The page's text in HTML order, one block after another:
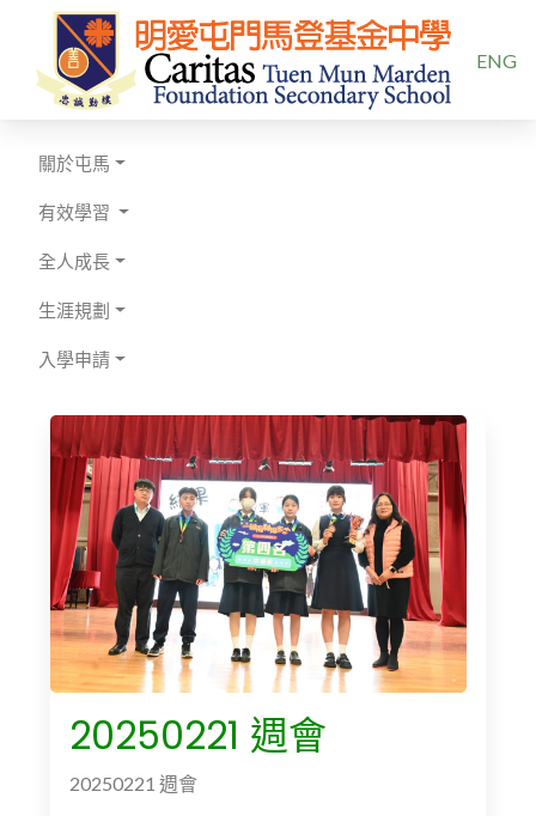
ENG
關於屯馬
有效學習
全人成長
生涯規劃
入學申請
20250221 週會
20250221 週會